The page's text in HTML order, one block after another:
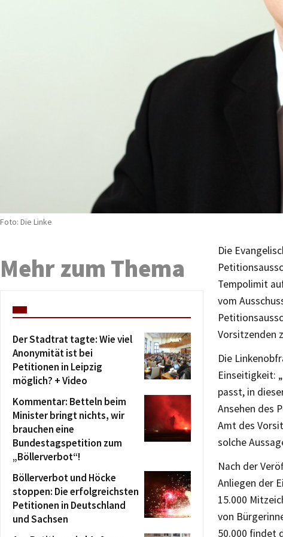
Foto: Die Linke
Die
Tempolimit
vom
Vorsitzenden
Die
Einseitigkeit:
passt, in
Ansehen des
Amt des
solche
Nach der
Anliegen der
15.000
von
50.000 findet
Mehr zum Thema
Der Stadtrat tagte: Wie viel
Anonymität ist bei
Petitionen in Leipzig
möglich? + Video
Kommentar: Betteln beim
Minister bringt nichts, wir
brauchen eine
Bundestagspetition zum
„Böllerverbot“!
Böllerverbot und Höcke
stoppen: Die erfolgreichsten
Petitionen in Deutschland
und Sachsen